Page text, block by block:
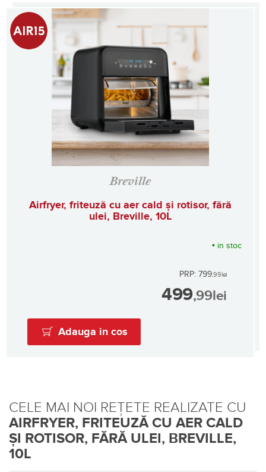
Breville
Airfryer, friteuză cu aer cald și rotisor, fără
ulei, Breville, 10L
• in stoc
PRP: 799,99lei
499,99lei
Adauga in cos
CELE MAI NOI REȚETE REALIZATE CU
AIRFRYER, FRITEUZĂ CU AER CALD
ȘI ROTISOR, FĂRĂ ULEI, BREVILLE,
10L